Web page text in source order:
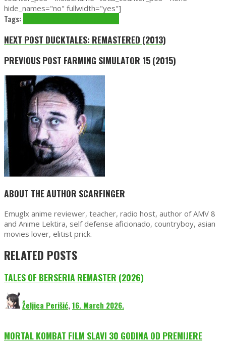
hide_names="no" fullwidth="yes"]
Tags:
NEXT POST DUCKTALES: REMASTERED (2013)
PREVIOUS POST FARMING SIMULATOR 15 (2015)
ABOUT THE AUTHOR SCARFINGER
Emuglx anime reviewer, teacher, radio host, author of AMV 8
and Anime Lektira, self defense aficionado, countryboy, asian
movies lover, elitist prick.
RELATED POSTS
TALES OF BERSERIA REMASTER (2026)
Željica Perišić,16. March 2026.
MORTAL KOMBAT FILM SLAVI 30 GODINA OD PREMIJERE